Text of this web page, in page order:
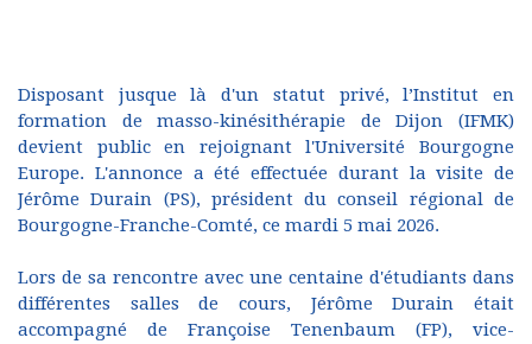
Disposant jusque là d'un statut privé, l’Institut en
formation de masso-kinésithérapie de Dijon (IFMK)
devient public en rejoignant l'Université Bourgogne
Europe. L'annonce a été effectuée durant la visite de
Jérôme Durain (PS), président du conseil régional de
Bourgogne-Franche-Comté, ce mardi 5 mai 2026.
Lors de sa rencontre avec une centaine d'étudiants dans
différentes salles de cours, Jérôme Durain était
accompagné de Françoise Tenenbaum (FP), vice-